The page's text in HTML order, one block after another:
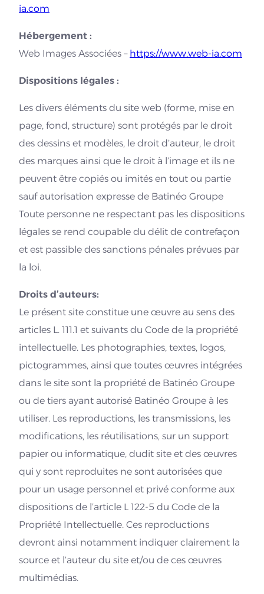
ia.com
Hébergement :
Web Images Associées – https://www.web-ia.com
Dispositions légales :
Les divers éléments du site web (forme, mise en
page, fond, structure) sont protégés par le droit
des dessins et modèles, le droit d’auteur, le droit
des marques ainsi que le droit à l’image et ils ne
peuvent être copiés ou imités en tout ou partie
sauf autorisation expresse de Batinéo Groupe
Toute personne ne respectant pas les dispositions
légales se rend coupable du délit de contrefaçon
et est passible des sanctions pénales prévues par
la loi.
Droits d’auteurs:
Le présent site constitue une œuvre au sens des
articles L. 111.1 et suivants du Code de la propriété
intellectuelle. Les photographies, textes, logos,
pictogrammes, ainsi que toutes œuvres intégrées
dans le site sont la propriété de Batinéo Groupe
ou de tiers ayant autorisé Batinéo Groupe à les
utiliser. Les reproductions, les transmissions, les
modifications, les réutilisations, sur un support
papier ou informatique, dudit site et des œuvres
qui y sont reproduites ne sont autorisées que
pour un usage personnel et privé conforme aux
dispositions de l’article L 122-5 du Code de la
Propriété Intellectuelle. Ces reproductions
devront ainsi notamment indiquer clairement la
source et l’auteur du site et/ou de ces œuvres
multimédias.